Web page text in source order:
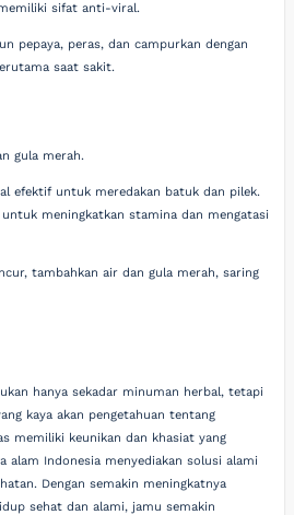
sifat anti-viral.
pepaya, peras, dan campurkan dengan
saat sakit.
gula merah.
efektif untuk meredakan batuk dan pilek.
meningkatkan stamina dan mengatasi
tambahkan air dan gula merah, saring
hanya sekadar minuman herbal, tetapi
kaya akan pengetahuan tentang
memiliki keunikan dan khasiat yang
alam Indonesia menyediakan solusi alami
Dengan semakin meningkatnya
sehat dan alami, jamu semakin